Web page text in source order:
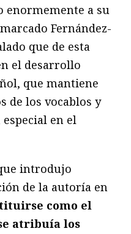
enormemente a su
Fernández-
que de esta
el desarrollo
que mantiene
de los vocablos y
en el
introdujo
de la autoría en
como el
atribuía los